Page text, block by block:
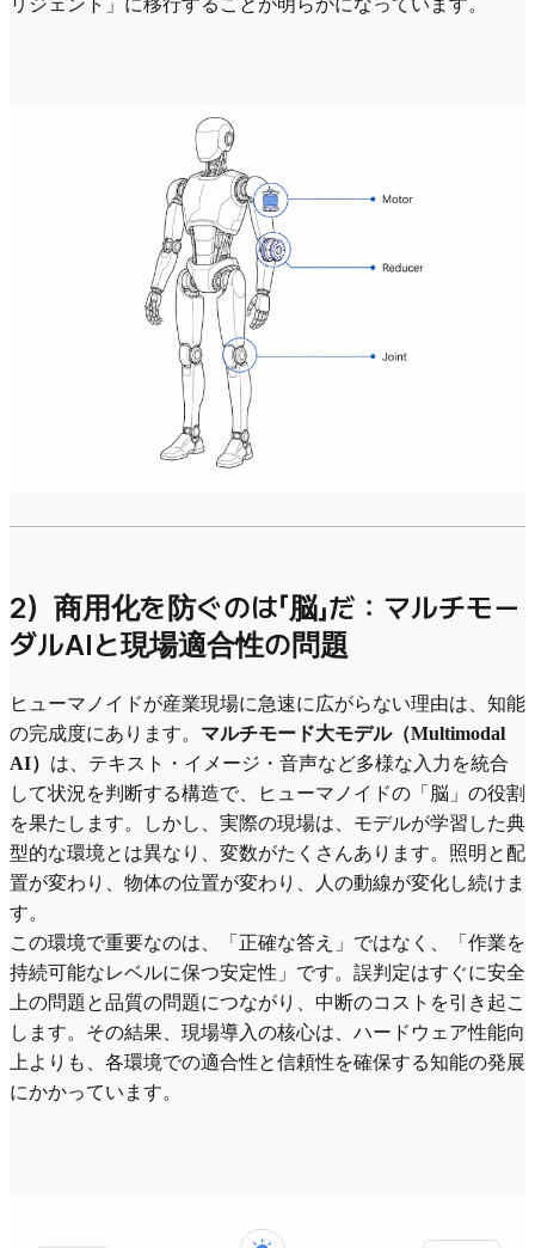
2）商用化を防ぐのは「脳」だ：マルチモー
ダルAIと現場適合性の問題
ヒューマノイドが産業現場に急速に広がらない理由は、知能
の完成度にあります。 マルチモード大モデル（Multimodal
AI） は、テキスト・イメージ・音声など多様な入力を統合
して状況を判断する構造で、ヒューマノイドの「脳」の役割
を果たします。しかし、実際の現場は、モデルが学習した典
型的な環境とは異なり、変数がたくさんあります。照明と配
置が変わり、物体の位置が変わり、人の動線が変化し続けま
す。
この環境で重要なのは、「正確な答え」ではなく、「作業を
持続可能なレベルに保つ安定性」です。誤判定はすぐに安全
上の問題と品質の問題につながり、中断のコストを引き起こ
します。その結果、現場導入の核心は、ハードウェア性能向
上よりも、各環境での適合性と信頼性を確保する知能の発展
にかかっています。